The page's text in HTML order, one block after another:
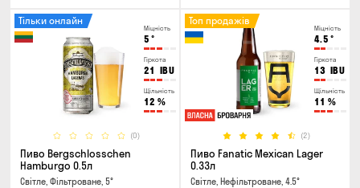
Міцність
5 °
Гіркота
21 IBU
Щільність
12 %
(0)
Тільки онлайн
Пиво Bergschlosschen
Hamburgo 0.5л
Світле, Фільтроване, 5°
Міцність
4.5 °
Гіркота
13 IBU
Щільність
11 %
(2)
Топ продажів
Пиво Fanatic Mexican Lager
0.33л
Світле, Нефільтроване, 4.5°